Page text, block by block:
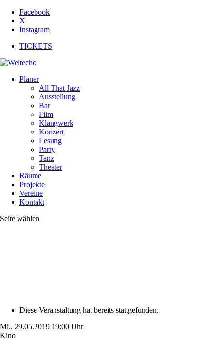
Facebook
X
Instagram
TICKETS
Planer
All That Jazz
Ausstellung
Bar
Film
Klangwerk
Konzert
Lesung
Party
Tanz
Theater
Räume
Projekte
Vereine
Kontakt
Seite wählen
Diese Veranstaltung hat bereits stattgefunden.
Mi.. 29.05.2019 19:00 Uhr
Kino